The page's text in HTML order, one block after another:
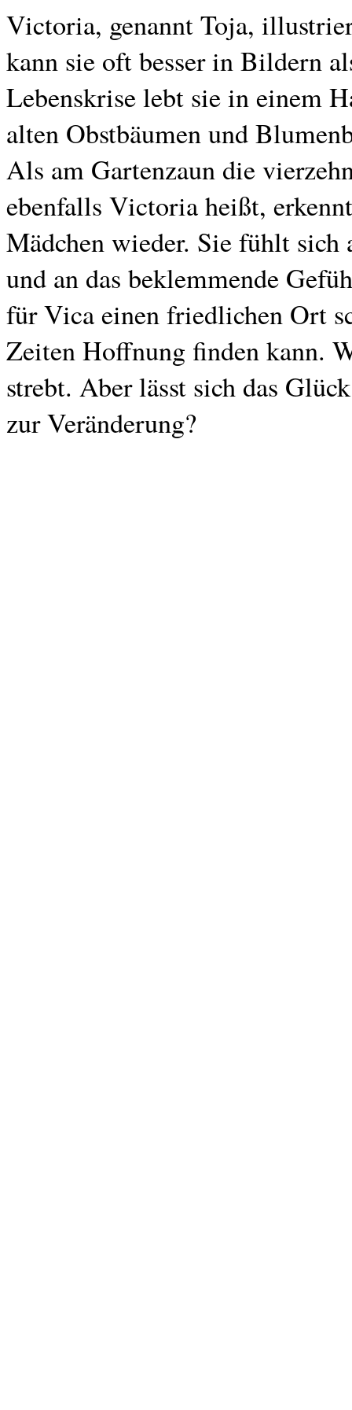
Victoria, genannt Toja,
kann sie oft besser in Bildern
Lebenskrise lebt sie in einem
alten Obstbäumen und
Als am Gartenzaun die
ebenfalls Victoria heißt,
Mädchen wieder. Sie fühlt sich
und an das beklemmende
für Vica einen friedlichen Ort
Zeiten Hoffnung finden kann.
strebt. Aber lässt sich das
zur Veränderung?